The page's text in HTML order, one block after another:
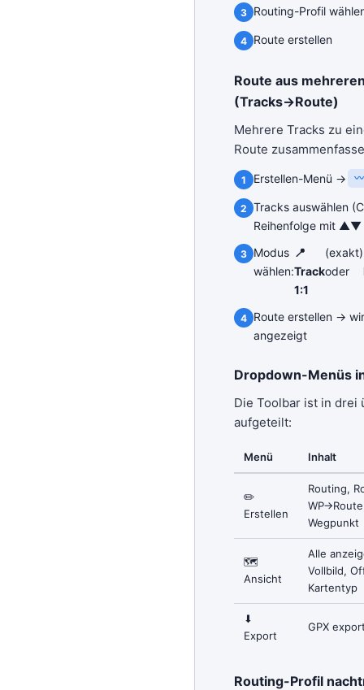
Routing-Profil
Route erstellen
Route aus
(Tracks→Route)
Mehrere Tracks zu
Route
Erstellen-Menü →
Tracks auswählen
Reihenfolge mit ▲▼
Modus
wählen:
📍
Track
1:1
(exakt)
oder
Route erstellen →
angezeigt
Dropdown-Menüs
Die Toolbar ist in drei
aufgeteilt:
Menü Inhalt
✏️
Erstellen
Routing,
Wegpunkt
🗺
Ansicht
Alle
Vollbild,
Kartentyp
⬇
Export
GPX
Routing-Profil